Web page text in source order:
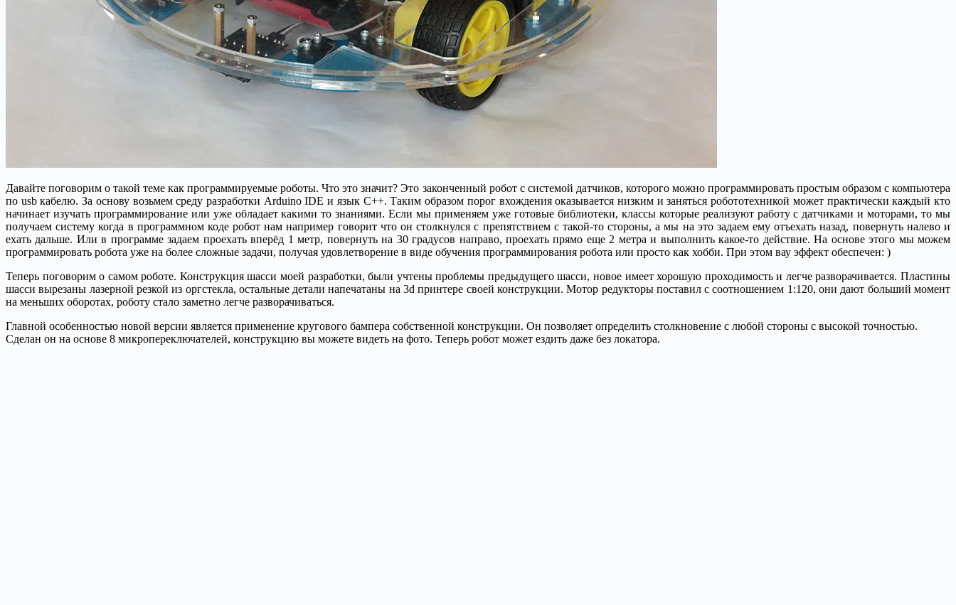
Давайте поговорим о такой теме как программируемые роботы. Что это значит? Это законченный робот с системой датчиков, которого можно программировать простым образом с компьютера
по usb кабелю. За основу возьмем среду разработки Arduino IDE и язык C++. Таким образом порог вхождения оказывается низким и заняться робототехникой может практически каждый кто
начинает изучать программирование или уже обладает какими то знаниями. Если мы применяем уже готовые библиотеки, классы которые реализуют работу с датчиками и моторами, то мы
получаем систему когда в программном коде робот нам например говорит что он столкнулся с препятствием с такой-то стороны, а мы на это задаем ему отъехать назад, повернуть налево и
ехать дальше. Или в программе задаем проехать вперёд 1 метр, повернуть на 30 градусов направо, проехать прямо еще 2 метра и выполнить какое-то действие. На основе этого мы можем
программировать робота уже на более сложные задачи, получая удовлетворение в виде обучения программирования робота или просто как хобби. При этом вау эффект обеспечен: )
Теперь поговорим о самом роботе. Конструкция шасси моей разработки, были учтены проблемы предыдущего шасси, новое имеет хорошую проходимость и легче разворачивается. Пластины
шасси вырезаны лазерной резкой из оргстекла, остальные детали напечатаны на 3d принтере своей конструкции. Мотор редукторы поставил с соотношением 1:120, они дают больший момент
на меньших оборотах, роботу стало заметно легче разворачиваться.
Главной особенностью новой версии является применение кругового бампера собственной конструкции. Он позволяет определить столкновение с любой стороны с высокой точностью.
Сделан он на основе 8 микропереключателей, конструкцию вы можете видеть на фото. Теперь робот может ездить даже без локатора.